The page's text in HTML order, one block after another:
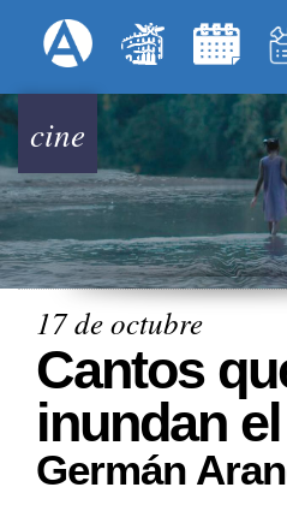
al
Menú
cine
17 de octubre
Cantos
inundan
Germán